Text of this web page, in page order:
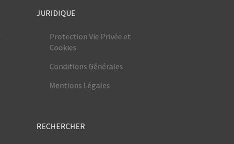
JURIDIQUE
Protection Vie Privée et
Cookies
Conditions Générales
Mentions Légales
RECHERCHER